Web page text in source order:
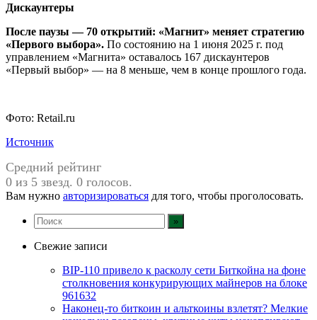
Дискаунтеры
После паузы — 70 открытий: «Магнит» меняет стратегию
«Первого выбора». По состоянию на 1 июня 2025 г. под
управлением «Магнита» оставалось 167 дискаунтеров
«Первый выбор» — на 8 меньше, чем в конце прошлого года.
Фото: Retail.ru
Источник
Средний рейтинг
0 из 5 звезд. 0 голосов.
Вам нужно авторизироваться для того, чтобы проголосовать.
Свежие записи
BIP-110 привело к расколу сети Биткойна на фоне
столкновения конкурирующих майнеров на блоке
961632
Наконец-то биткоин и альткоины взлетят? Мелкие